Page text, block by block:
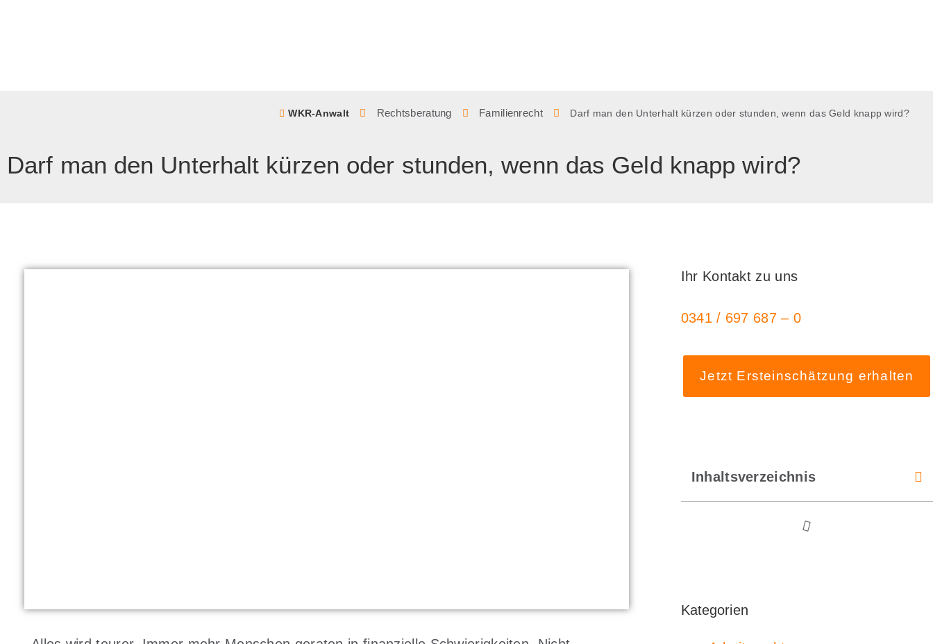
WKR-Anwalt Rechtsberatung Familienrecht Darf man den Unterhalt kürzen oder stunden, wenn das Geld knapp wird?
Darf man den Unterhalt kürzen oder stunden, wenn das Geld knapp wird?
Ihr Kontakt zu uns
0341 / 697 687 – 0
Jetzt Ersteinschätzung erhalten
Inhaltsverzeichnis
Kategorien